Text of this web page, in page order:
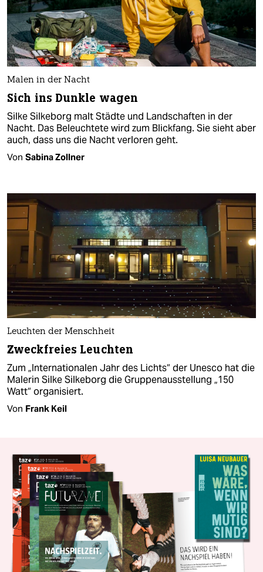
Malen in der Nacht
Sich ins Dunkle wagen
Silke Silkeborg malt Städte und Landschaften in der
Nacht. Das Beleuchtete wird zum Blickfang. Sie sieht aber
auch, dass uns die Nacht verloren geht.
Von Sabina Zollner
Leuchten der Menschheit
Zweckfreies Leuchten
Zum „Internationalen Jahr des Lichts“ der Unesco hat die
Malerin Silke Silkeborg die Gruppenausstellung „150
Watt“ organisiert.
Von Frank Keil